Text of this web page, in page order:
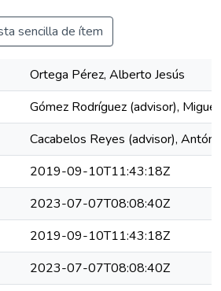
sencilla de ítem
Ortega Pérez, Alberto Jesús
Gómez Rodríguez (advisor),
Cacabelos Reyes (advisor), Antón
2019-09-10T11:43:18Z
2023-07-07T08:08:40Z
2019-09-10T11:43:18Z
2023-07-07T08:08:40Z